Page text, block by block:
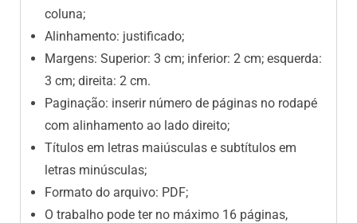
coluna;
Alinhamento: justificado;
Margens: Superior: 3 cm; inferior: 2 cm; esquerda:
3 cm; direita: 2 cm.
Paginação: inserir número de páginas no rodapé
com alinhamento ao lado direito;
Títulos em letras maiúsculas e subtítulos em
letras minúsculas;
Formato do arquivo: PDF;
O trabalho pode ter no máximo 16 páginas,